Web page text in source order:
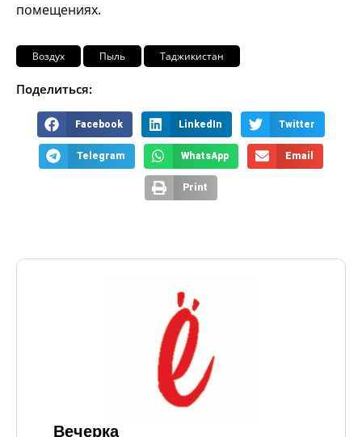
помещениях.
Воздух Пыль Таджикистан
Поделиться:
Facebook LinkedIn Twitter
Telegram WhatsApp Email
Print
Вечерка